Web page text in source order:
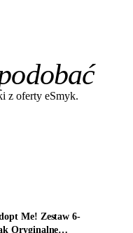
z oferty eSmyk.
Me! Zestaw 6-
Oryginalne